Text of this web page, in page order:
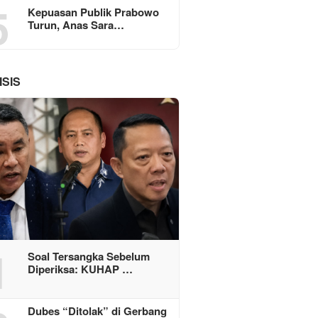
Kepuasan Publik Prabowo
Turun, Anas Sara…
Soal Tersangka Sebelum
Diperiksa: KUHAP …
Dubes “Ditolak” di Gerbang